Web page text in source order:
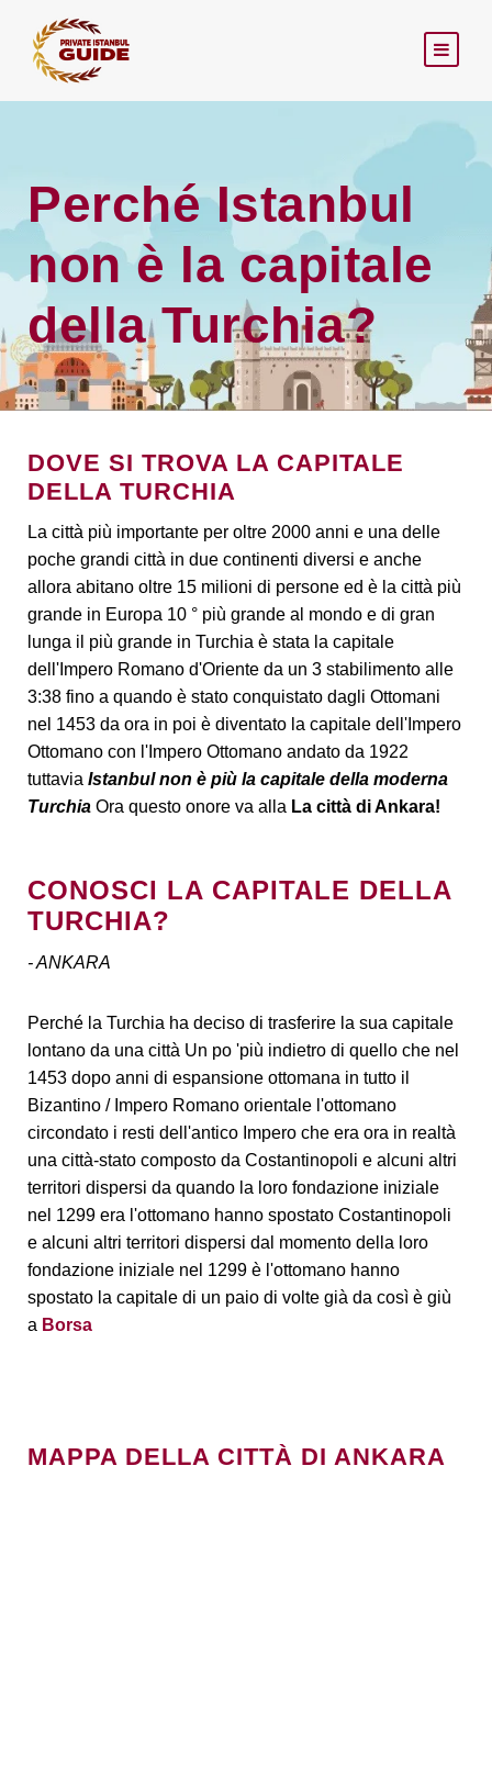
Perché Istanbul
non è la capitale
della Turchia?
DOVE SI TROVA LA CAPITALE
DELLA TURCHIA
La città più importante per oltre 2000 anni e una delle
poche grandi città in due continenti diversi e anche
allora abitano oltre 15 milioni di persone ed è la città più
grande in Europa 10 ° più grande al mondo e di gran
lunga il più grande in Turchia è stata la capitale
dell'Impero Romano d'Oriente da un 3 stabilimento alle
3:38 fino a quando è stato conquistato dagli Ottomani
nel 1453 da ora in poi è diventato la capitale dell'Impero
Ottomano con l'Impero Ottomano andato da 1922
tuttavia Istanbul non è più la capitale della moderna
Turchia Ora questo onore va alla La città di Ankara!
CONOSCI LA CAPITALE DELLA
TURCHIA?
- ANKARA
Perché la Turchia ha deciso di trasferire la sua capitale
lontano da una città Un po 'più indietro di quello che nel
1453 dopo anni di espansione ottomana in tutto il
Bizantino / Impero Romano orientale l'ottomano
circondato i resti dell'antico Impero che era ora in realtà
una città-stato composto da Costantinopoli e alcuni altri
territori dispersi da quando la loro fondazione iniziale
nel 1299 era l'ottomano hanno spostato Costantinopoli
e alcuni altri territori dispersi dal momento della loro
fondazione iniziale nel 1299 è l'ottomano hanno
spostato la capitale di un paio di volte già da così è giù
a Borsa
MAPPA DELLA CITTÀ DI ANKARA